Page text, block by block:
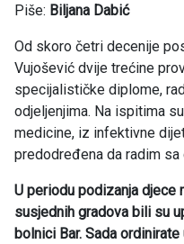
Piše: Biljana Dabić
Od skoro četri decenije
Vujošević dvije trećine
specijalističke diplome,
odjeljenjima. Na ispitima
medicine, iz infektivne
predodređena da radim
U periodu podizanja djece
susjednih gradova bili su
bolnici Bar. Sada